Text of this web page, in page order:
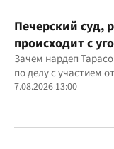
Печерский суд,
происходит с
участием
Зачем нардеп
по делу с участием
7.08.2026 13:00